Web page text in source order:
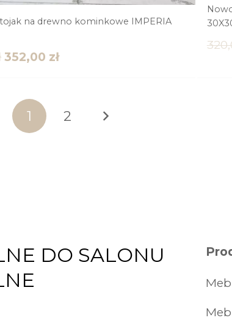
na drewno kominkowe IMPERIA
352,00 zł
1 2
DO SALONU